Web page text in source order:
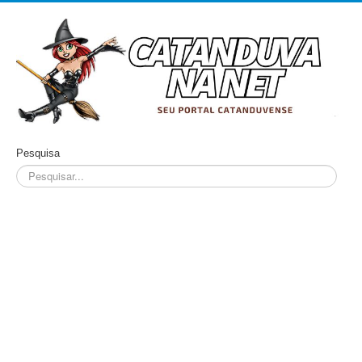
Pesquisa